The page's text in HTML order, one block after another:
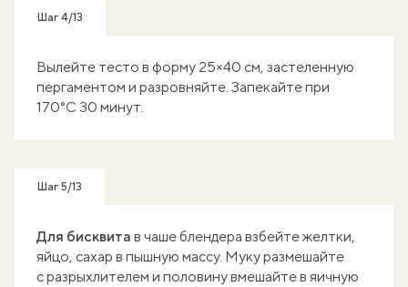
Шаг 4/13
Вылейте тесто в форму 25×40 см, застеленную
пергаментом и разровняйте. Запекайте при
170°C 30 минут.
Шаг 5/13
Для бисквита в чаше блендера взбейте желтки,
яйцо, сахар в пышную массу. Муку размешайте
с разрыхлителем и половину вмешайте в яичную